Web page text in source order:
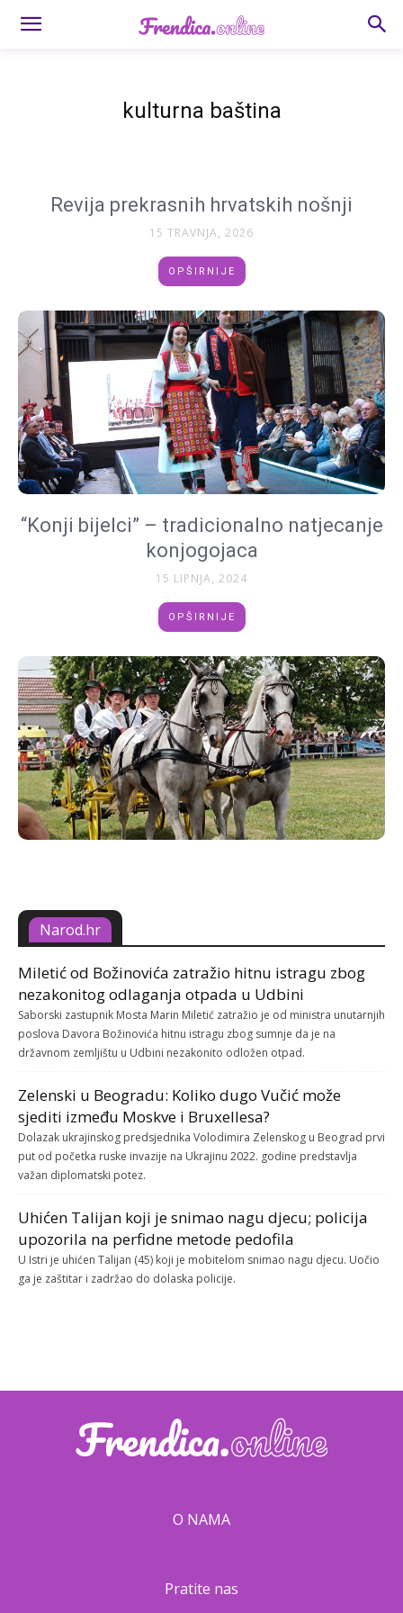
kulturna baština
Revija prekrasnih hrvatskih nošnji
15 TRAVNJA, 2026
OPŠIRNIJE
“Konji bijelci” – tradicionalno natjecanje
konjogojaca
15 LIPNJA, 2024
OPŠIRNIJE
Narod.hr
Miletić od Božinovića zatražio hitnu istragu zbog
nezakonitog odlaganja otpada u Udbini
Saborski zastupnik Mosta Marin Miletić zatražio je od ministra unutarnjih
poslova Davora Božinovića hitnu istragu zbog sumnje da je na
državnom zemljištu u Udbini nezakonito odložen otpad.
Zelenski u Beogradu: Koliko dugo Vučić može
sjediti između Moskve i Bruxellesa?
Dolazak ukrajinskog predsjednika Volodimira Zelenskog u Beograd prvi
put od početka ruske invazije na Ukrajinu 2022. godine predstavlja
važan diplomatski potez.
Uhićen Talijan koji je snimao nagu djecu; policija
upozorila na perfidne metode pedofila
U Istri je uhićen Talijan (45) koji je mobitelom snimao nagu djecu. Uočio
ga je zaštitar i zadržao do dolaska policije.
O NAMA
Pratite nas